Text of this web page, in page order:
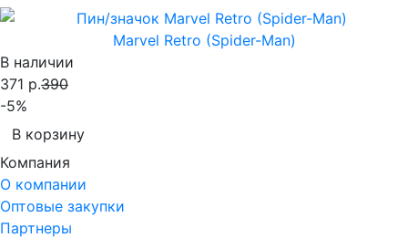
Marvel Retro (Spider-Man)
В наличии
371 р.390
-5%
В корзину
Компания
О компании
Оптовые закупки
Партнеры